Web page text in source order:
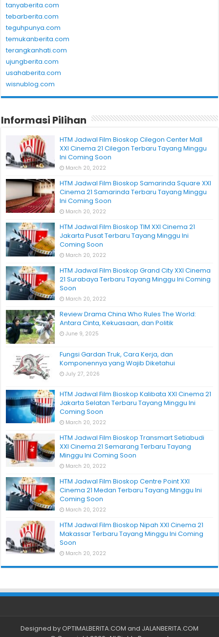
tanyaberita.com
tebarberita.com
teguhpunya.com
temukanberita.com
terangkanhati.com
ujungberita.com
usahaberita.com
wisnublog.com
Informasi Pilihan
HTM Jadwal Film Bioskop Cilegon Center Mall
XXI Cinema 21 Cilegon Terbaru Tayang Minggu
Ini Coming Soon
March 20, 2022
HTM Jadwal Film Bioskop Samarinda Square XXI
Cinema 21 Samarinda Terbaru Tayang Minggu
Ini Coming Soon
March 20, 2022
HTM Jadwal Film Bioskop TIM XXI Cinema 21
Jakarta Pusat Terbaru Tayang Minggu Ini
Coming Soon
March 20, 2022
HTM Jadwal Film Bioskop Grand City XXI Cinema
21 Surabaya Terbaru Tayang Minggu Ini Coming
Soon
March 20, 2022
Review Drama China Who Rules The World:
Antara Cinta, Kekuasaan, dan Politik
June 9, 2025
Fungsi Gardan Truk, Cara Kerja, dan
Komponennya yang Wajib Diketahui
July 27, 2026
HTM Jadwal Film Bioskop Kalibata XXI Cinema 21
Jakarta Selatan Terbaru Tayang Minggu Ini
Coming Soon
March 20, 2022
HTM Jadwal Film Bioskop Transmart Setiabudi
XXI Cinema 21 Semarang Terbaru Tayang
Minggu Ini Coming Soon
March 20, 2022
HTM Jadwal Film Bioskop Centre Point XXI
Cinema 21 Medan Terbaru Tayang Minggu Ini
Coming Soon
March 20, 2022
HTM Jadwal Film Bioskop Nipah XXI Cinema 21
Makassar Terbaru Tayang Minggu Ini Coming
Soon
March 20, 2022
Designed byOPTIMALBERITA.COM and JALANBERITA.COM